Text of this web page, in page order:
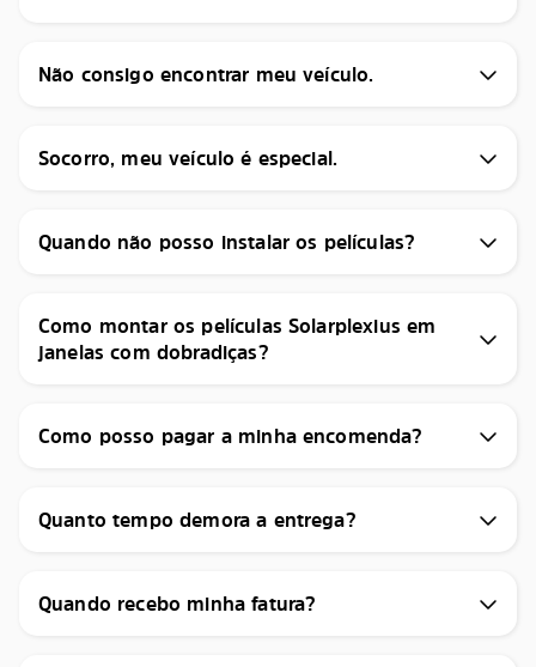
Não consigo encontrar meu veículo.
Socorro, meu veículo é especial.
Quando não posso instalar os películas?
Como montar os películas Solarplexius em
janelas com dobradiças?
Como posso pagar a minha encomenda?
Quanto tempo demora a entrega?
Quando recebo minha fatura?